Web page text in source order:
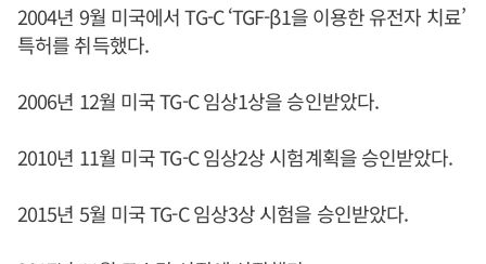
2004년 9월 미국에서 TG-C ‘TGF-β1을 이용한 유전자 치료’
특허를 취득했다.
2006년 12월 미국 TG-C 임상1상을 승인받았다.
2010년 11월 미국 TG-C 임상2상 시험계획을 승인받았다.
2015년 5월 미국 TG-C 임상3상 시험을 승인받았다.